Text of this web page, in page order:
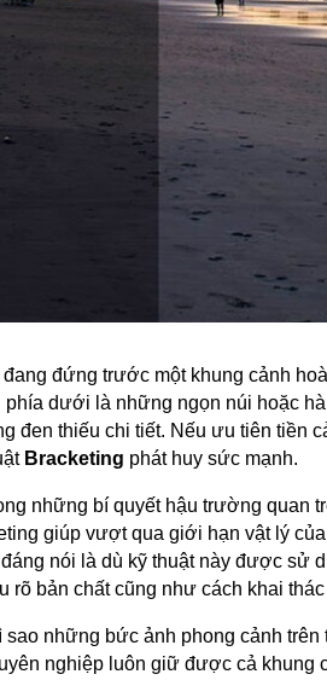
đứng trước một khung cảnh
phía dưới là những ngọn núi hoặc
đen thiếu chi tiết. Nếu ưu tiên tiền
Bracketing phát huy sức mạnh.
những bí quyết hậu trường quan
giúp vượt qua giới hạn vật lý
nói là dù kỹ thuật này được sử
rõ bản chất cũng như cách khai
những bức ảnh phong cảnh
nghiệp luôn giữ được cả khung